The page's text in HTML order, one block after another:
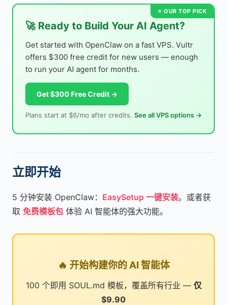
🚀 Ready to Build Your AI Agent?
Get started with OpenClaw on a fast VPS. Vultr
offers $300 free credit for new users — enough
to run your AI agent for months.
Get $300 Free Credit →
Plans start at $6/mo after credits. See all VPS options →
立即开始
5 分钟安装 OpenClaw： EasySetup 一键安装。或者获
取 免费模板包 体验 AI 智能体的强大功能。
🔥 开始构建你的 AI 智能体
100 个即用 SOUL.md 模板，覆盖所有行业 — 仅
$9.90